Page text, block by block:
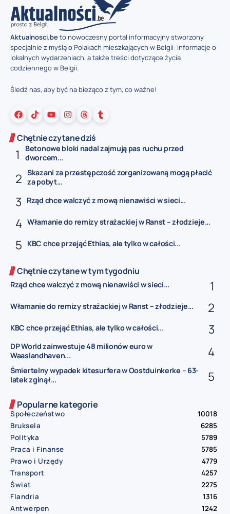
Aktualnosci.beto nowoczesny portal informacyjny stworzony
specjalnie z myślą o Polakach mieszkających w Belgii: informacje o
lokalnych wydarzeniach, a także treści dotyczące życia
codziennego w Belgii.
Śledź nas, aby być na bieżąco z tym, co ważne!
Chętnie czytane dziś
Betonowe bloki nadal zajmują pas ruchu przed
dworcem...
Skazani za przestępczość zorganizowaną mogą płacić
za pobyt...
Rząd chce walczyć z mową nienawiści w sieci...
Włamanie do remizy strażackiej w Ranst – złodzieje...
KBC chce przejąć Ethias, ale tylko w całości...
Chętnie czytane w tym tygodniu
Rząd chce walczyć z mową nienawiści w sieci...
Włamanie do remizy strażackiej w Ranst – złodzieje...
KBC chce przejąć Ethias, ale tylko w całości...
DP World zainwestuje 48 milionów euro w
Waaslandhaven...
Śmiertelny wypadek kitesurfera w Oostduinkerke – 63-
latek zginął...
Popularne kategorie
Społeczeństwo
10018
Bruksela
6285
Polityka
5789
Praca i Finanse
5785
Prawo i Urzędy
4779
Transport
4257
Świat
2275
Flandria
1316
Antwerpen
1242